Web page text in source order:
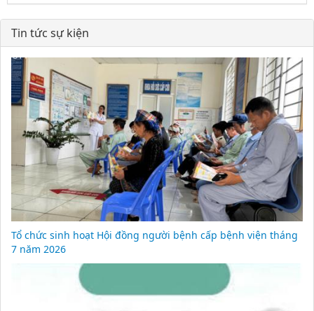
Tin tức sự kiện
Tổ chức sinh hoạt Hội đồng người bệnh cấp bệnh viện tháng
7 năm 2026